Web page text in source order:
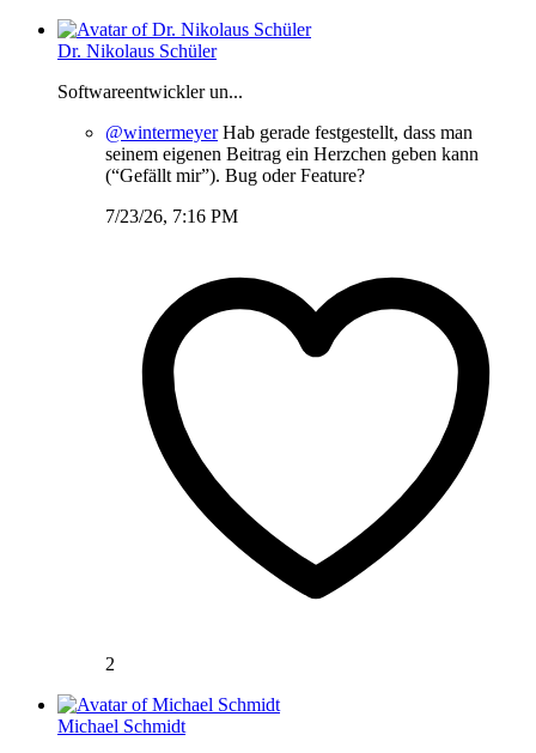
Dr. Nikolaus Schüler
Softwareentwickler un...
@wintermeyerHab gerade festgestellt, dass man
seinem eigenen Beitrag ein Herzchen geben kann
(“Gefällt mir”). Bug oder Feature?
7/23/26, 7:16 PM
2
Michael Schmidt